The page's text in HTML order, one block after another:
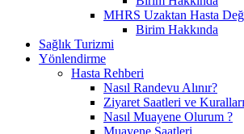
MHRS Uzaktan Hasta
Birim Hakkında
Sağlık Turizmi
Yönlendirme
Hasta Rehberi
Nasıl Randevu Alınır?
Ziyaret Saatleri ve Kuralları
Nasıl Muayene Olurum ?
Muayene Saatleri